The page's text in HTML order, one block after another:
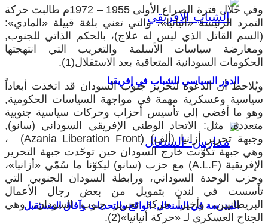
الدور السياسي للشباب في إفريقيا
المدرسة في السنغال: الواقع والتحديات وآفاق المستقبل
وفي خلال فترة الصراع الأولى 1955 – 1972م طالبت حركة
التمرد الرئيسة «أنيانيا»، والتي تعني بلغة قبيلة «المادي»:
(السم القاتل الذي ليس له علاج)، بالحكم الذاتي للجنوب,
ومعارضة سياسات الأسلمة والتعريب التي انتهجتها
الحكومات السودانية المتعاقبة بعد الاستقلال(1).
ويُلاحظ أن الدعوة لتحرير جنوب السودان قد اتخذت أبعاداً
سياسية وعسكرية مهمة في مواجهة السياسات الحكومية,
وهو ما أفضى إلى تأسيس أحزاب وحركات سياسية جنوبية
متعددة، مثل: الاتحاد الوطني الإفريقي السوداني (سانو),
وجبهة تحرير أزانيا (ألف) (Azania Liberation Front) ،
وهي جبهة تكوّنت خارج السودان حين توحّدت جبهة التحرير
الإفريقية (A.L.F) مع حزب (سانو) ليكوّنا ما سُمّي «أزانيا»،
وحزب الوحدة السوداني، ورابطة السودان الجنوبي التي
تأسست في لندن بتمويل من بعض رجال الأعمال
البريطانيين، وأخيراً حركة تحرير جنوب السودان، وهي
الجناح العسكري لـ «حركة أنيانيا»(2).